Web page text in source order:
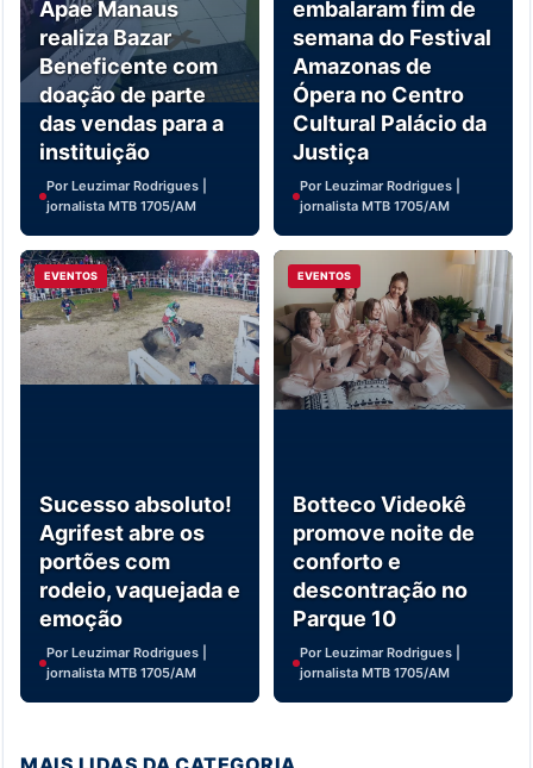
Apae Manaus
realiza Bazar
Beneficente com
doação de parte
das vendas para a
instituição
Por Leuzimar Rodrigues |
jornalista MTB 1705/AM
embalaram fim de
semana do Festival
Amazonas de
Ópera no Centro
Cultural Palácio da
Justiça
Por Leuzimar Rodrigues |
jornalista MTB 1705/AM
EVENTOS
Sucesso absoluto!
Agrifest abre os
portões com
rodeio, vaquejada e
emoção
Por Leuzimar Rodrigues |
jornalista MTB 1705/AM
EVENTOS
Botteco Videokê
promove noite de
conforto e
descontração no
Parque 10
Por Leuzimar Rodrigues |
jornalista MTB 1705/AM